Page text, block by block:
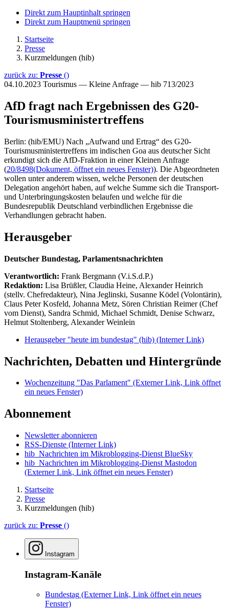
Direkt zum Hauptinhalt springen
Direkt zum Hauptmenü springen
Startseite
Presse
Kurzmeldungen (hib)
zurück zu: Presse ()
04.10.2023 Tourismus — Kleine Anfrage — hib 713/2023
AfD fragt nach Ergebnissen des G20-
Tourismusministertreffens
Berlin: (hib/EMU) Nach „Aufwand und Ertrag“ des G20-
Tourismusministertreffens im indischen Goa aus deutscher Sicht
erkundigt sich die AfD-Fraktion in einer Kleinen Anfrage
(20/8498(Dokument, öffnet ein neues Fenster)). Die Abgeordneten
wollen unter anderem wissen, welche Personen der deutschen
Delegation angehört haben, auf welche Summe sich die Transport-
und Unterbringungskosten belaufen und welche für die
Bundesrepublik Deutschland verbindlichen Ergebnisse die
Verhandlungen gebracht haben.
Herausgeber
Deutscher Bundestag, Parlamentsnachrichten
Verantwortlich: Frank Bergmann (V.i.S.d.P.)
Redaktion: Lisa Brüßler, Claudia Heine, Alexander Heinrich
(stellv. Chefredakteur), Nina Jeglinski, Susanne Ködel (Volontärin),
Claus Peter Kosfeld, Johanna Metz, Sören Christian Reimer (Chef
vom Dienst), Sandra Schmid, Michael Schmidt, Denise Schwarz,
Helmut Stoltenberg, Alexander Weinlein
Herausgeber "heute im bundestag" (hib) (Interner Link)
Nachrichten, Debatten und Hintergründe
Wochenzeitung "Das Parlament" (Externer Link, Link öffnet
ein neues Fenster)
Abonnement
Newsletter abonnieren
RSS-Dienste (Interner Link)
hib_Nachrichten im Mikroblogging-Dienst BlueSky
hib_Nachrichten im Mikroblogging-Dienst Mastodon
(Externer Link, Link öffnet ein neues Fenster)
Startseite
Presse
Kurzmeldungen (hib)
zurück zu: Presse ()
Instagram
Instagram-Kanäle
Bundestag (Externer Link, Link öffnet ein neues
Fenster)